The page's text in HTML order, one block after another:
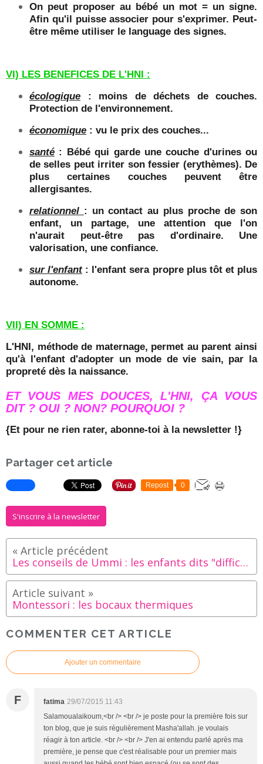
On peut proposer au bébé un mot = un signe.
Afin qu'il puisse associer pour s'exprimer. Peut-
être même utiliser le language des signes.
VI) LES BENEFICES DE L'HNI :
écologique : moins de déchets de couches.
Protection de l'environnement.
économique : vu le prix des couches...
santé : Bébé qui garde une couche d'urines ou
de selles peut irriter son fessier (erythèmes). De
plus certaines couches peuvent être
allergisantes.
relationnel : un contact au plus proche de son
enfant, un partage, une attention que l'on
n'aurait peut-être pas d'ordinaire. Une
valorisation, une confiance.
sur l'enfant: l'enfant sera propre plus tôt et plus
autonome.
VII) EN SOMME :
L'HNI, méthode de maternage, permet au parent ainsi
qu'à l'enfant d'adopter un mode de vie sain, par la
propreté dès la naissance.
ET VOUS MES DOUCES, L'HNI, ÇA VOUS
DIT ? OUI ? NON? POURQUOI ?
{Et pour ne rien rater, abonne-toi à la newsletter !}
Partager cet article
Repost 0
S'inscrire à la newsletter
Les conseils de Ummi : les enfants dits "difficiles" à table
Montessori : les bocaux thermiques
COMMENTER CET ARTICLE
Ajouter un commentaire
F fatima 29/07/2015 11:43
Salamoualaikoum,<br /> <br /> je poste pour la première fois sur
ton blog, que je suis régulièrement Masha'allah. je voulais
réagir à ton article. <br /> <br /> J'en ai entendu parlé après ma
première, je pense que c'est réalisable pour un premier mais